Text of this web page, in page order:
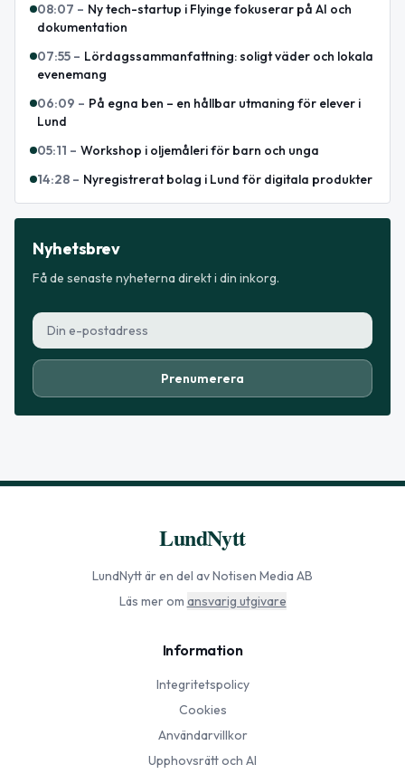
08:07 – Ny tech-startup i Flyinge fokuserar på AI och
dokumentation
07:55 – Lördagssammanfattning: soligt väder och lokala
evenemang
06:09 – På egna ben – en hållbar utmaning för elever i
Lund
05:11 – Workshop i oljemåleri för barn och unga
14:28 – Nyregistrerat bolag i Lund för digitala produkter
Nyhetsbrev
Få de senaste nyheterna direkt i din inkorg.
Prenumerera
LundNytt
LundNyttär en del av Notisen Media AB
Läs mer om ansvarig utgivare
Information
Integritetspolicy
Cookies
Användarvillkor
Upphovsrätt och AI